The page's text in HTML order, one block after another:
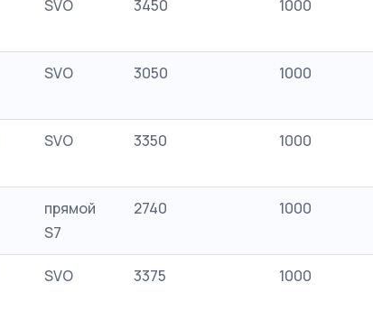
SVO 3450 1000
SVO 3050 1000
SVO 3350 1000
прямой
S7
2740 1000
SVO 3375 1000